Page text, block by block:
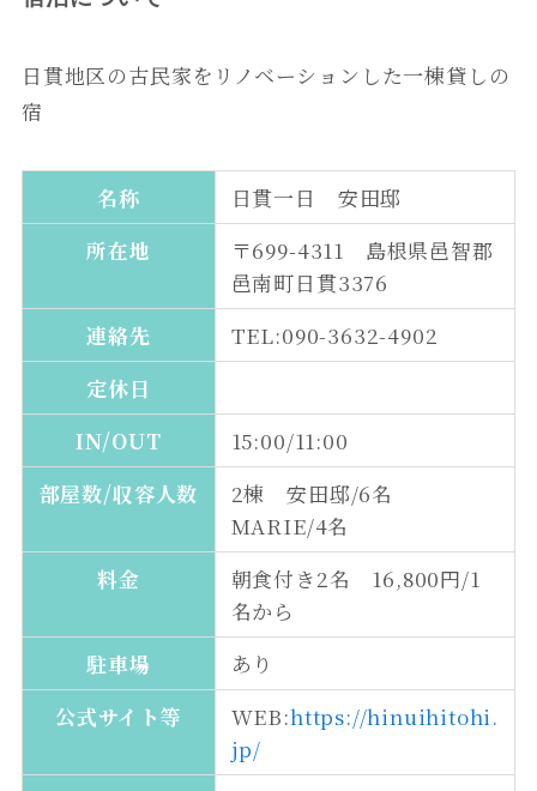
日貫地区の古民家をリノベーションした一棟貸しの
宿
名称
日貫一日 安田邸
所在地
〒699-4311 島根県邑智郡
邑南町日貫3376
連絡先
TEL:090-3632-4902
定休日
IN/OUT
15:00/11:00
部屋数/収容人数
2棟 安田邸/6名
MARIE/4名
料金
朝食付き2名 16,800円/1
名から
駐車場
あり
公式サイト等
WEB:https://hinuihitohi.
jp/